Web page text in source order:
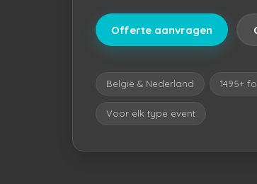
Offerte aanvragen
België & Nederland 1495+
Voor elk type event